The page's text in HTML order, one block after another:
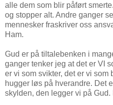
alle dem som blir påført
og stopper alt. Andre ganger
mennesker fraskriver oss
Ham.
Gud er på tiltalebenken i
ganger tenker jeg at det er VI
er vi som svikter, det er vi som
hugger løs på hverandre. Det
skylden, den legger vi på Gud.